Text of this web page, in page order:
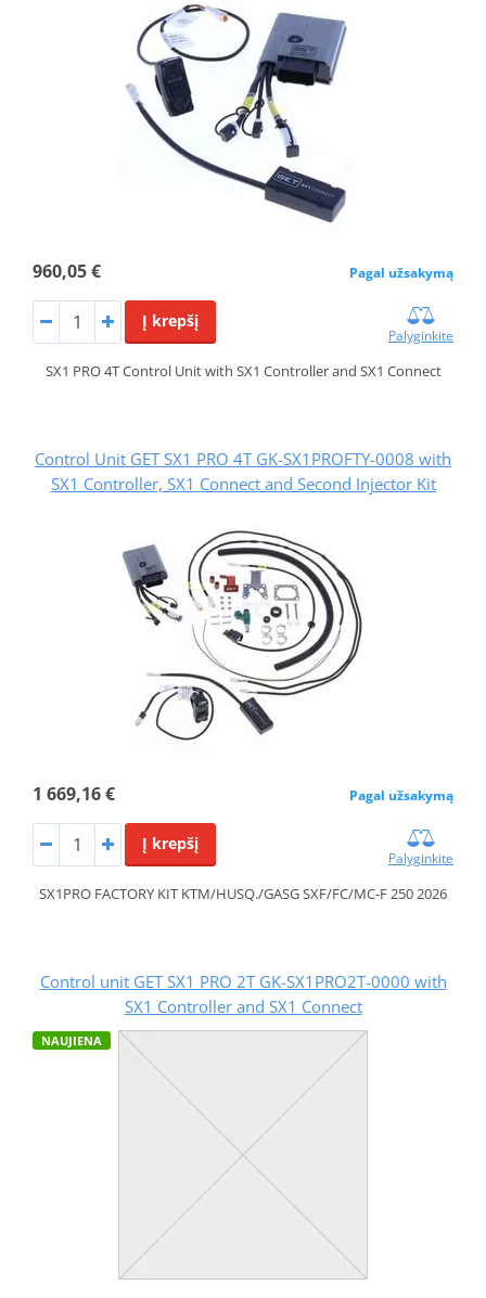
960,05 € Pagal užsakymą
Į krepšį
Palyginkite
SX1 PRO 4T Control Unit with SX1 Controller and SX1 Connect
Control Unit GET SX1 PRO 4T GK-SX1PROFTY-0008 with
SX1 Controller, SX1 Connect and Second Injector Kit
1 669,16 € Pagal užsakymą
Į krepšį
Palyginkite
SX1PRO FACTORY KIT KTM/HUSQ./GASG SXF/FC/MC-F 250 2026
Control unit GET SX1 PRO 2T GK-SX1PRO2T-0000 with
SX1 Controller and SX1 Connect
NAUJIENA